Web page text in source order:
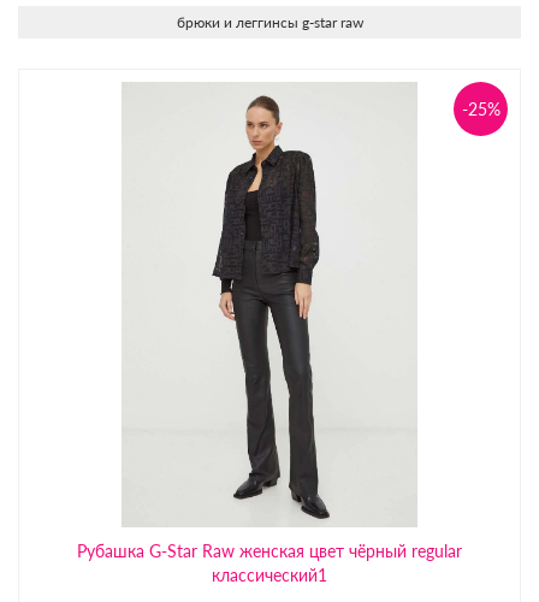
брюки и леггинсы g-star raw
Рубашка G-Star Raw женская цвет чёрный regular
классический1
-25%